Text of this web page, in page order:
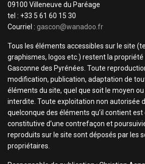
09100 Villeneuve du Paréage
tel : +33 5 61 60 15 30
Courriel : gascon@wanadoo.fr
Tous les éléments accessibles sur le site
graphismes, logos etc.) restent la propriété
Gasconne des Pyrénées. Toute
modification, publication, adaptation de
éléments du site, quel que soit le moyen
interdite. Toute exploitation non autorisée
quelconque des éléments qu’il contient
constitutive d’une contrefaçon et
reproduits sur le site sont déposés par les
propriétaires.